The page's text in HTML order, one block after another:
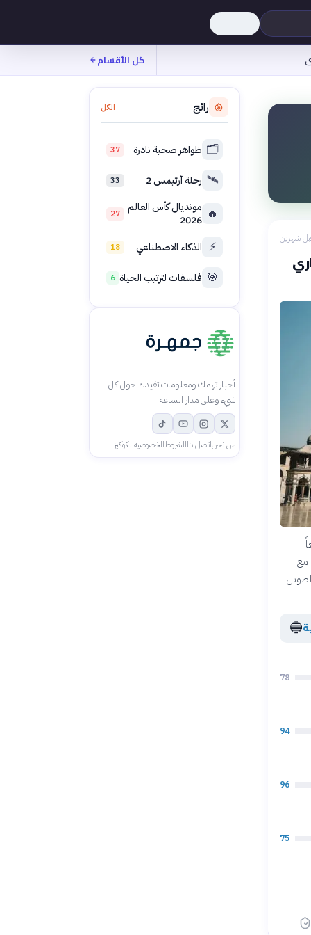
كل الأقسام
شهرين
مع
🔵
78
94
96
75
رائج الكل
🗂️ ظواهر صحية نادرة 37
🛰️ رحلة أرتيمس 2 33
🔥 مونديال كأس العالم
2026
27
⚡ الذكاء الاصطناعي 18
🎯 فلسفات لترتيب الحياة 6
أخبار تهمك ومعلومات تفيدك حول كل
شيء وعلى مدار الساعة
من نحناتصل بناالشروطالخصوصيةالكوكيز